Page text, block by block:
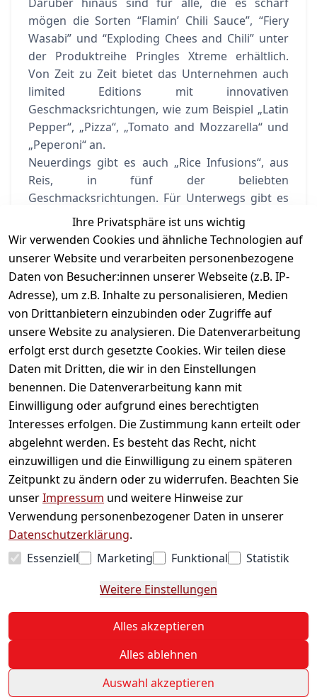
mögen die Sorten “Flamin’ Chili Sauce”, “Fiery
Wasabi” und “Exploding Chees and Chili” unter
der Produktreihe Pringles Xtremeerhältlich.
Von Zeit zu Zeit bietet das Unternehmen auch
limited Editions mit innovativen
Geschmacksrichtungen, wie zum Beispiel „Latin
Pepper“, „Pizza“, „Tomato and Mozzarella“ und
„Peperoni“ an.
Neuerdings gibt es auch „Rice Infusions“, aus
Reis, in fünf der beliebten
Geschmacksrichtungen. Für Unterwegs gibt es
die kleinen
Pringles
Packungen zu 40 Gramm.
Wer sie kennt, der weiß:Pringlesist Liebe auf
den ersten Pop.
Ihre Privatsphäre ist uns wichtig
Wir verwenden Cookies und ähnliche Technologien auf
unserer Website und verarbeiten personenbezogene
Daten von Besucher:innen unserer Webseite (z.B. IP-
Adresse), um z.B. Inhalte zu personalisieren, Medien
von Drittanbietern einzubinden oder Zugriffe auf
unsere Website zu analysieren. Die Datenverarbeitung
erfolgt erst durch gesetzte Cookies. Wir teilen diese
Daten mit Dritten, die wir in den Einstellungen
benennen. Die Datenverarbeitung kann mit
Einwilligung oder aufgrund eines berechtigten
Interesses erfolgen. Die Zustimmung kann erteilt oder
abgelehnt werden. Es besteht das Recht, nicht
einzuwilligen und die Einwilligung zu einem späteren
Zeitpunkt zu ändern oder zu widerrufen. Beachten Sie
unserImpressum und weitere Hinweise zur
Verwendung personenbezogener Daten in unserer
Datenschutzerklärung.
Essenziell
Marketing Funktional
Statistik
Weitere Einstellungen
Alles akzeptieren
Alles ablehnen
Auswahl akzeptieren
Informationen
Mein Konto
Vertrag widerrufen
Unternehmen
Zahlarten
© 2026 Sweets Online